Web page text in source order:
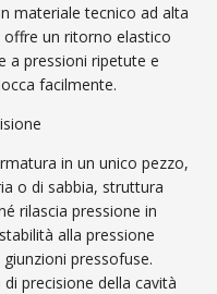
materiale tecnico ad alta
un ritorno elastico
a pressioni ripetute e
facilmente.
in un unico pezzo,
o di sabbia, struttura
rilascia pressione in
alla pressione
pressofuse.
precisione della cavità